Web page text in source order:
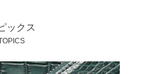
ックス